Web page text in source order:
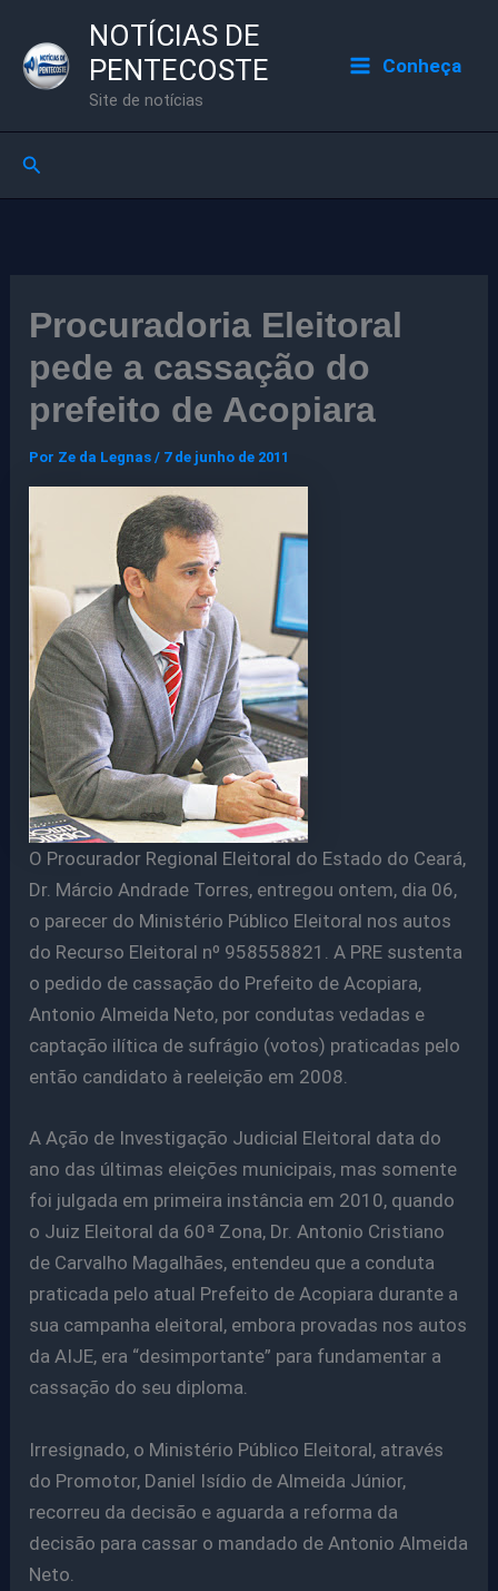
para
NOTÍCIAS DE
PENTECOSTE
Site de notícias
Conheça
Pesquisar
Procuradoria Eleitoral
pede a cassação do
prefeito de Acopiara
Por Ze da Legnas/ 7 de junho de 2011
O Procurador Regional Eleitoral do Estado do Ceará,
Dr. Márcio Andrade Torres, entregou ontem, dia 06,
o parecer do Ministério Público Eleitoral nos autos
do Recurso Eleitoral nº 958558821. A PRE sustenta
o pedido de cassação do Prefeito de Acopiara,
Antonio Almeida Neto, por condutas vedadas e
captação ilítica de sufrágio (votos) praticadas pelo
então candidato à reeleição em 2008.
A Ação de Investigação Judicial Eleitoral data do
ano das últimas eleições municipais, mas somente
foi julgada em primeira instância em 2010, quando
o Juiz Eleitoral da 60ª Zona, Dr. Antonio Cristiano
de Carvalho Magalhães, entendeu que a conduta
praticada pelo atual Prefeito de Acopiara durante a
sua campanha eleitoral, embora provadas nos autos
da AIJE, era “desimportante” para fundamentar a
cassação do seu diploma.
Irresignado, o Ministério Público Eleitoral, através
do Promotor, Daniel Isídio de Almeida Júnior,
recorreu da decisão e aguarda a reforma da
decisão para cassar o mandado de Antonio Almeida
Neto.